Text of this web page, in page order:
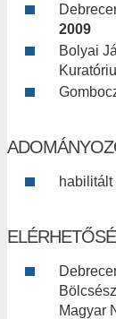
2009
Bolyai
habilitált
Magyar